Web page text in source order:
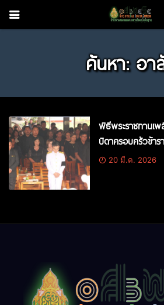
ค้นหา: อา
พิธีพระราชทานเ
บิดาครอบครัวข้าร
ทางการศึกษา สพป
20 มี.ค. 2026